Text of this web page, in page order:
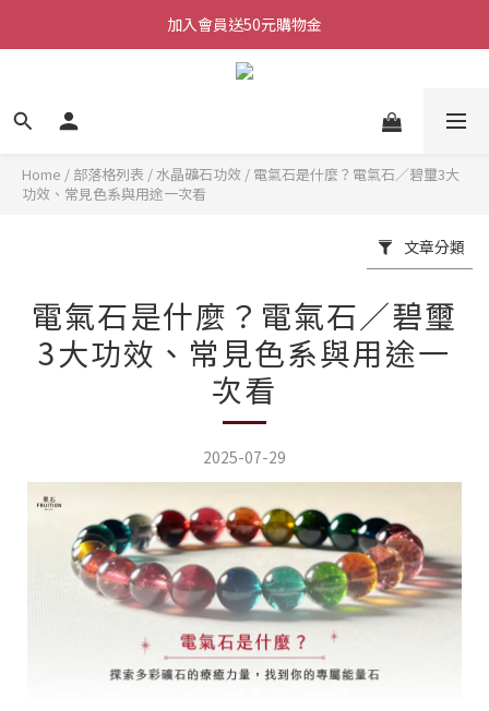
加入會員送50元購物金
每週三/四/五 20:30 IG直播
Home / 部落格列表 / 水晶礦石功效 / 電氣石是什麼？電氣石／碧璽3大
功效、常見色系與用途一次看
文章分類
電氣石是什麼？電氣石／碧璽
3大功效、常見色系與用途一
次看
2025-07-29